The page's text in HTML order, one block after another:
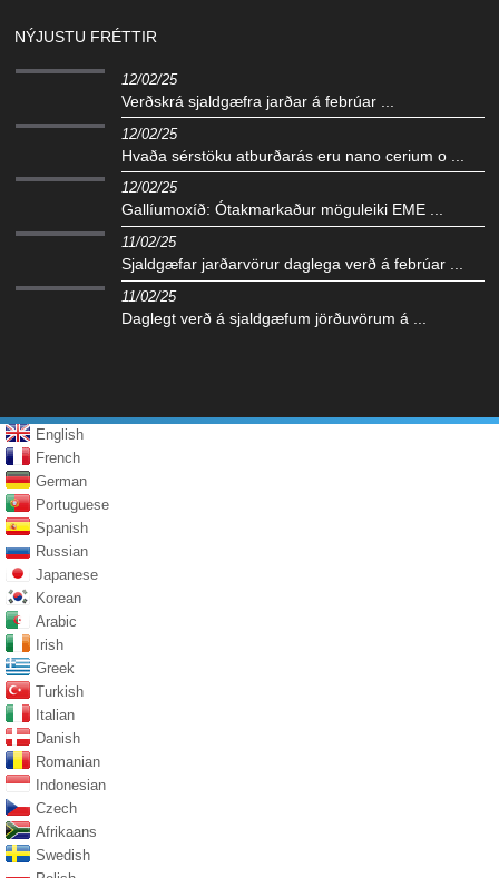
NÝJUSTU FRÉTTIR
12/02/25
Verðskrá sjaldgæfra jarðar á febrúar ...
12/02/25
Hvaða sérstöku atburðarás eru nano cerium o ...
12/02/25
Gallíumoxíð: Ótakmarkaður möguleiki EME ...
11/02/25
Sjaldgæfar jarðarvörur daglega verð á febrúar ...
11/02/25
Daglegt verð á sjaldgæfum jörðuvörum á ...
English
French
German
Portuguese
Spanish
Russian
Japanese
Korean
Arabic
Irish
Greek
Turkish
Italian
Danish
Romanian
Indonesian
Czech
Afrikaans
Swedish